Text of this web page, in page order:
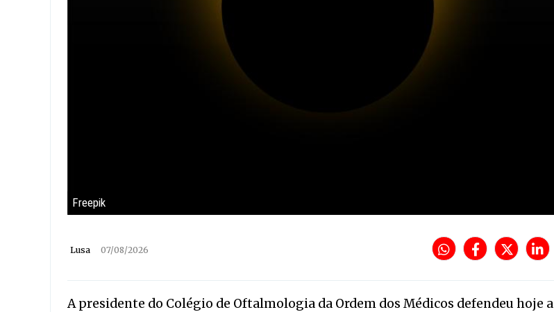
Freepik
Lusa 07/08/2026
A presidente do Colégio de Oftalmologia da Ordem dos Médicos defendeu hoje a